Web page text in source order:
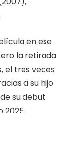
en ese
la retirada
el tres veces
a su hijo
su debut
2025.